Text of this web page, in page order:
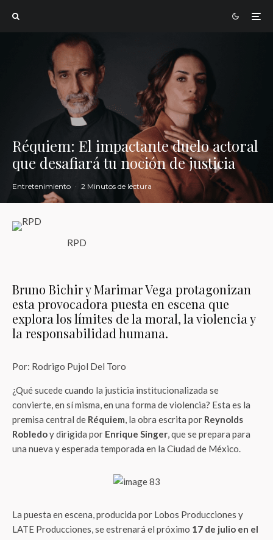
Réquiem: El impactante duelo actoral
que desafiará tu noción de justicia
Entretenimiento · 2 Minutos de lectura
RPD
Bruno Bichir y Marimar Vega protagonizan
esta provocadora puesta en escena que
explora los límites de la moral, la violencia y
la responsabilidad humana.
Por: Rodrigo Pujol Del Toro
¿Qué sucede cuando la justicia institucionalizada se
convierte, en sí misma, en una forma de violencia? Esta es la
premisa central de Réquiem, la obra escrita por Reynolds
Robledoy dirigida por Enrique Singer, que se prepara para
una nueva y esperada temporada en la Ciudad de México.
La puesta en escena, producida por Lobos Producciones y
LATE Producciones, se estrenará el próximo 17 de julio en el